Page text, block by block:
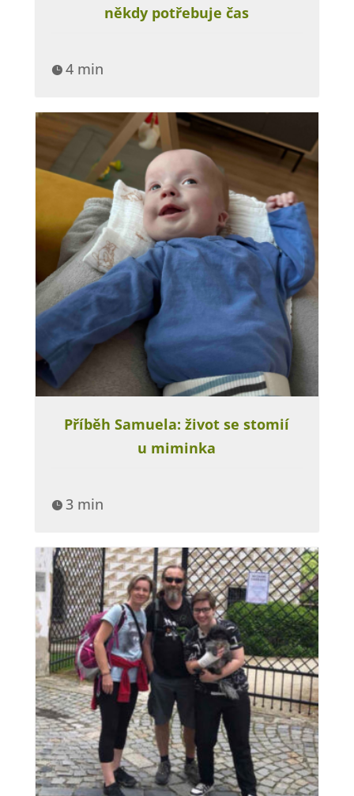
někdy potřebuje čas
 4 min
Příběh Samuela: život se stomií
u miminka
 3 min